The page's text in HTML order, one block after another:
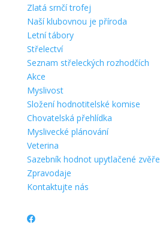
Zlatá srnčí trofej
Naší klubovnou je příroda
Letní tábory
Střelectví
Seznam střeleckých rozhodčích
Akce
Myslivost
Složení hodnotitelské komise
Chovatelská přehlídka
Myslivecké plánování
Veterina
Sazebník hodnot upytlačené zvěře
Zpravodaje
Kontaktujte nás